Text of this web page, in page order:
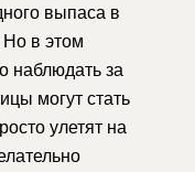
выпаса в
Но в этом
наблюдать за
могут стать
улетят на